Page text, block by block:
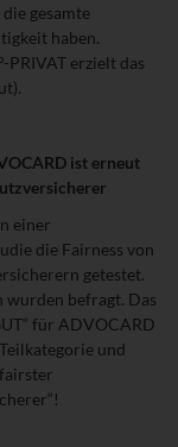
gesamte
haben.
erzielt das
ist erneut
einer
die Fairness von
getestet.
wurden befragt. Das
für ADVOCARD
und